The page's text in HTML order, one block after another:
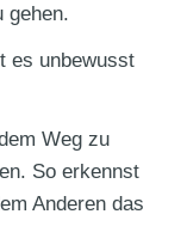
gehen.
es unbewusst
Weg zu
So erkennst
Anderen das